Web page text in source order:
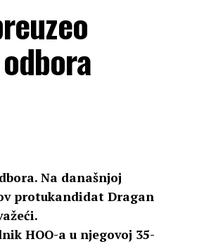
Na današnjoj
protukandidat Dragan
HOO-a u njegovoj 35-